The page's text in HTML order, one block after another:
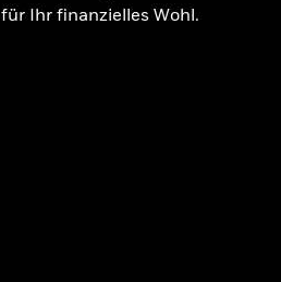
Ihr finanzielles Wohl.